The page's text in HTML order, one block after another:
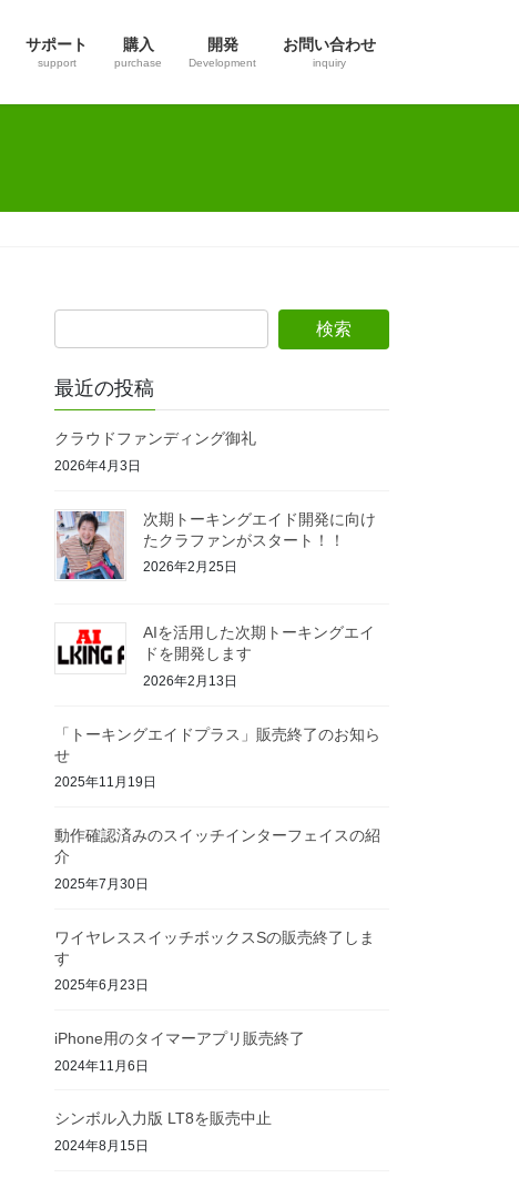
サポート
support
購入
purchase
開発
Development
お問い合わせ
inquiry
最近の投稿
クラウドファンディング御礼
2026年4月3日
次期トーキングエイド開発に向け
たクラファンがスタート！！
2026年2月25日
AIを活用した次期トーキングエイ
ドを開発します
2026年2月13日
「トーキングエイドプラス」販売終了のお知ら
せ
2025年11月19日
動作確認済みのスイッチインターフェイスの紹
介
2025年7月30日
ワイヤレススイッチボックスSの販売終了しま
す
2025年6月23日
iPhone用のタイマーアプリ販売終了
2024年11月6日
シンボル入力版 LT8を販売中止
2024年8月15日